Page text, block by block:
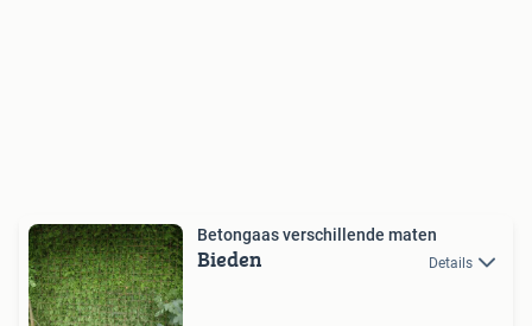
Betongaas verschillende maten
Bieden Details